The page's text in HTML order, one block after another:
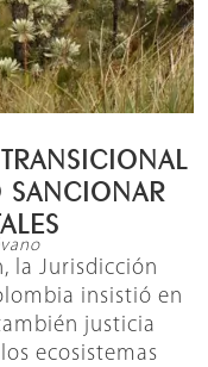
SANCIONAR
la Jurisdicción
insistió en
justicia
ecosistemas